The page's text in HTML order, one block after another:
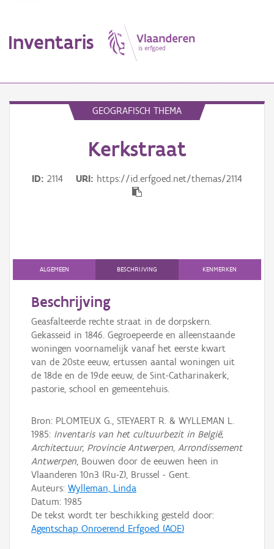
Inventaris
Aanduidingsobject
Persoon of collectief
Downloads
Hergebruik
Aanmelden
GEOGRAFISCH THEMA
Kerkstraat
ID 2114 URI https://id.erfgoed.net/themas/2114
ALGEMEEN BESCHRIJVING KENMERKEN
Beschrijving
Geasfalteerde rechte straat in de dorpskern.
Gekasseid in 1846. Gegroepeerde en alleenstaande
woningen voornamelijk vanaf het eerste kwart
van de 20ste eeuw, ertussen aantal woningen uit
de 18de en de 19de eeuw, de Sint-Catharinakerk,
pastorie, school en gemeentehuis.
Bron: PLOMTEUX G., STEYAERT R. & WYLLEMAN L.
1985: Inventaris van het cultuurbezit in België,
Architectuur, Provincie Antwerpen, Arrondissement
Antwerpen, Bouwen door de eeuwen heen in
Vlaanderen 10n3 (Ru-Z), Brussel - Gent.
Auteurs: Wylleman, Linda
Datum: 1985
De tekst wordt ter beschikking gesteld door:
Agentschap Onroerend Erfgoed (AOE)